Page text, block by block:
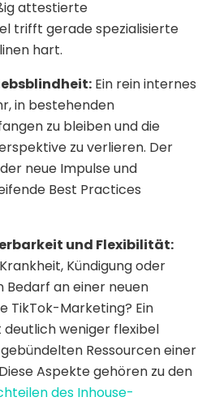
attestierte
trifft gerade spezialisierte
hart.
Ein rein internes
in bestehenden
zu bleiben und die
zu verlieren. Der
neue Impulse und
Best Practices
und Flexibilität:
Kündigung oder
Bedarf an einer neuen
TikTok-Marketing? Ein
weniger flexibel
Ressourcen einer
Aspekte gehören zu den
des Inhouse-